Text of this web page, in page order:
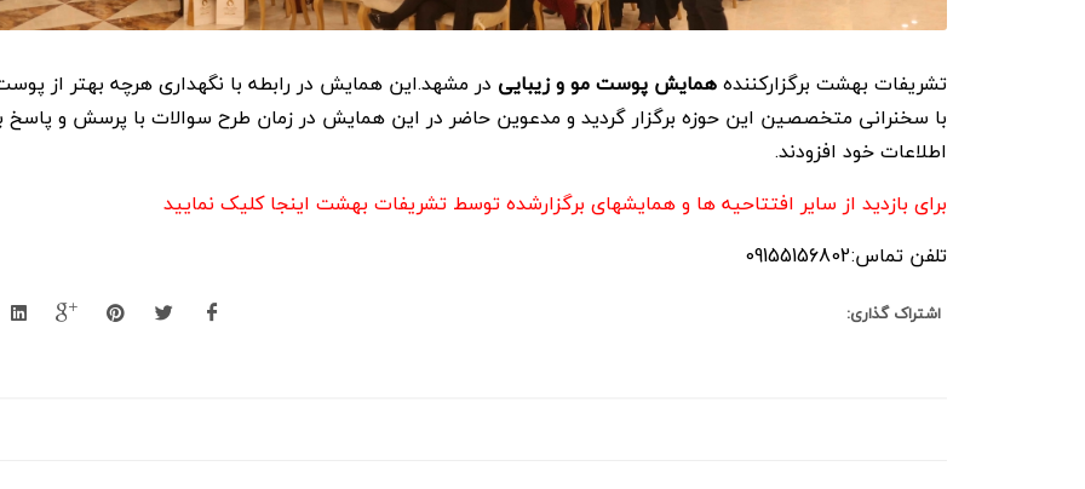
تشریفات بهشت برگزارکنندههمایش پوست مو و زیبایی در مشهد.این همایش در رابطه با نگهداری هرچه بهتر از
با سخنرانی متخصصین این حوزه برگزار گردید و مدعوین حاضر در این همایش در زمان طرح سوالات با پرسش و پاسخ
اطلاعات خود افزودند.
برای بازدید از سایر افتتاحیه ها و همایشهای برگزارشده توسط تشریفات بهشت اینجا کلیک نمایید
تلفن تماس:09155156802
اشتراک گذاری:
غدیر باباعلی فلاحی
مسجد قبا مشهد مسجد الزهرا مشهد
مسجد عمار یاسر
مشهد